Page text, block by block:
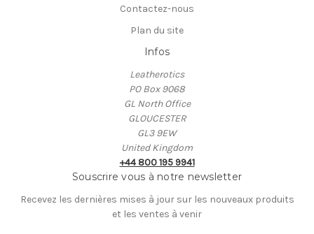
Contactez-nous
Plan du site
Infos
Leatherotics
PO Box 9068
GL North Office
GLOUCESTER
GL3 9EW
United Kingdom
+44 800 195 9941
Souscrire vous à notre newsletter
Recevez les dernières mises à jour sur les nouveaux produits
et les ventes à venir